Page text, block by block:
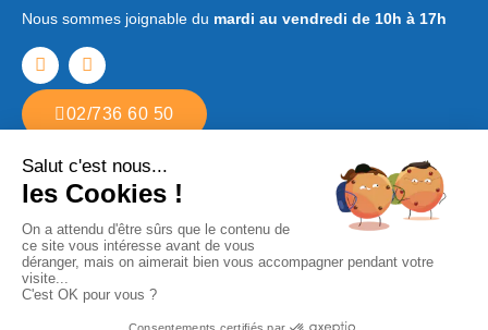
Nous sommes joignable du mardi au vendredi de 10h à 17h
02/736 60 50
Copyright © 2022. Tous droits réservés Voyages Plus. Agence de voyages